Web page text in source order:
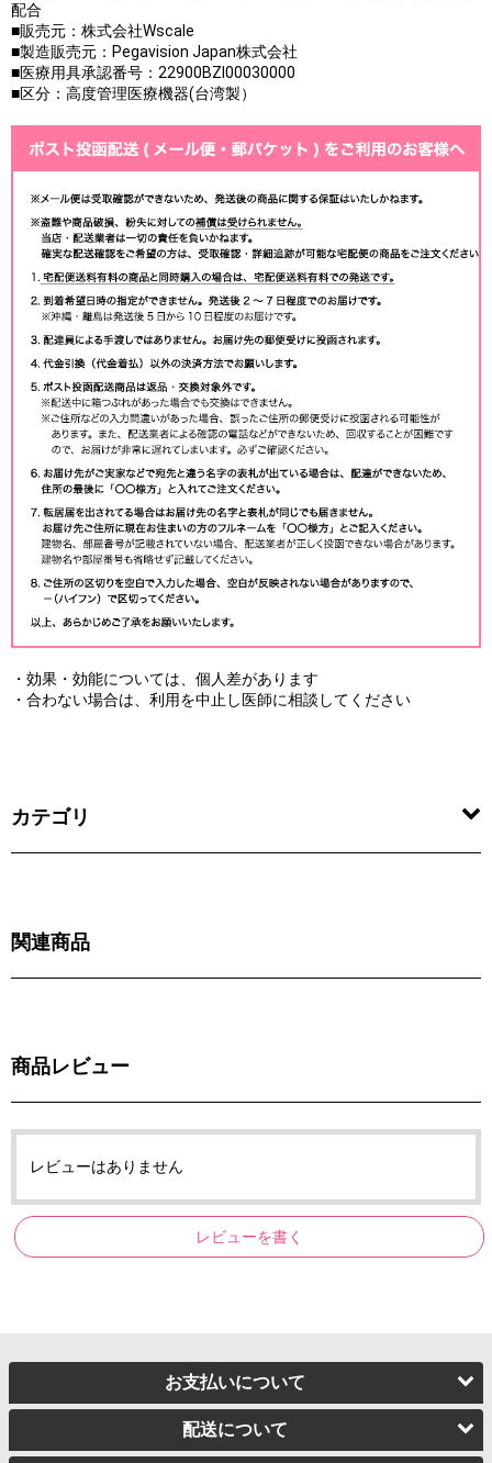
配合
■販売元：株式会社Wscale
■製造販売元：Pegavision Japan株式会社
■医療用具承認番号：22900BZI00030000
■区分：高度管理医療機器(台湾製）
・効果・効能については、個人差があります
・合わない場合は、利用を中止し医師に相談してください
カテゴリ
関連商品
商品レビュー
レビューはありません
レビューを書く
お支払いについて
配送について